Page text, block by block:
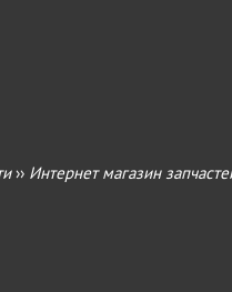
›› Интернет магазин